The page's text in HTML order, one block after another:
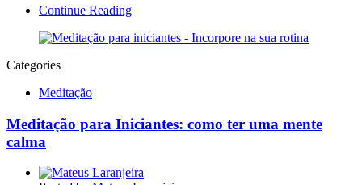
Continue Reading
Categories
Meditação
Meditação para Iniciantes: como ter uma mente
calma